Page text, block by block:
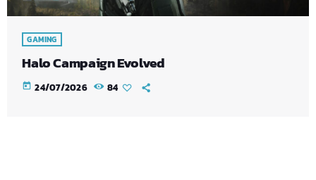
GAMING
Halo Campaign Evolved
today 24/07/2026 84